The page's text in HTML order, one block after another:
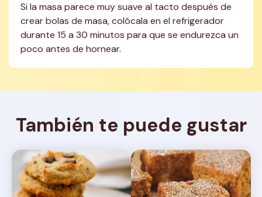
Si la masa parece muy suave al tacto después de
crear bolas de masa, colócala en el refrigerador
durante 15 a 30 minutos para que se endurezca un
poco antes de hornear.
También te puede gustar